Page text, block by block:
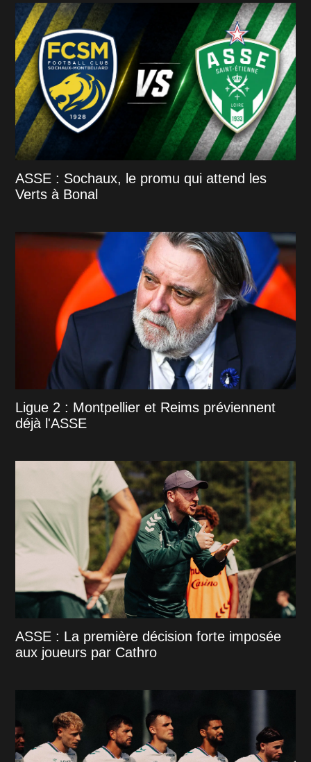
ASSE : Sochaux, le promu qui attend les
Verts à Bonal
Ligue 2 : Montpellier et Reims préviennent
déjà l'ASSE
ASSE : La première décision forte imposée
aux joueurs par Cathro